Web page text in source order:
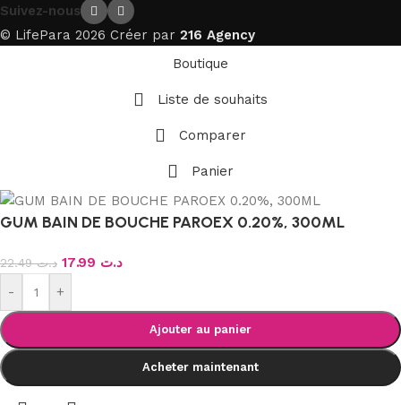
Suivez-nous
© LifePara 2026 Créer par 216 Agency
Boutique
Liste de souhaits
Comparer
Panier
GUM BAIN DE BOUCHE PAROEX 0.20%, 300ML
د.ت22.49 د.ت
-
+
Ajouter au panier
Acheter maintenant